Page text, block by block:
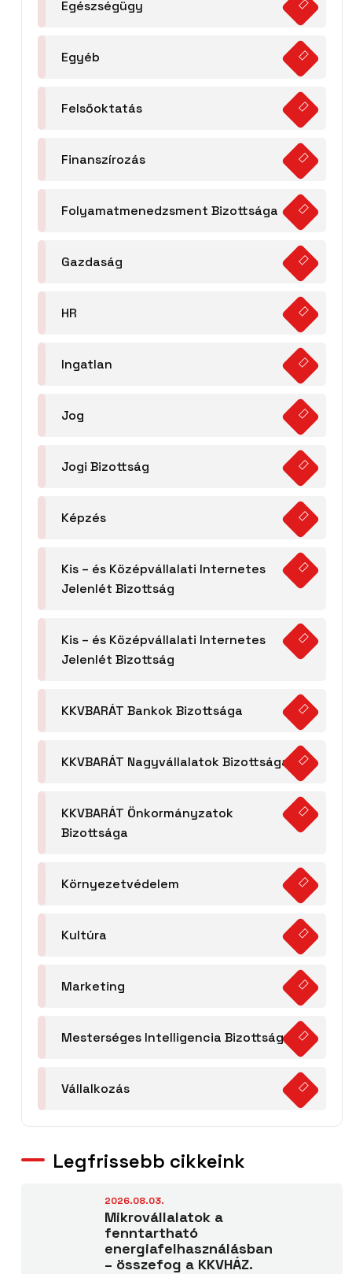
Egészségügy
Egyéb
Felsőoktatás
Finanszírozás
Folyamatmenedzsment Bizottsága
Gazdaság
HR
Ingatlan
Jog
Jogi Bizottság
Képzés
Kis – és Középvállalati Internetes
Jelenlét Bizottság
Kis – és Középvállalati Internetes
Jelenlét Bizottság
KKVBARÁT Bankok Bizottsága
KKVBARÁT Nagyvállalatok Bizottsága
KKVBARÁT Önkormányzatok
Bizottsága
Környezetvédelem
Kultúra
Marketing
Mesterséges Intelligencia Bizottság
Vállalkozás
Legfrissebb cikkeink
2026.08.03.
Mikrovállalatok a
fenntartható
energiafelhasználásban
– összefog a KKVHÁZ.